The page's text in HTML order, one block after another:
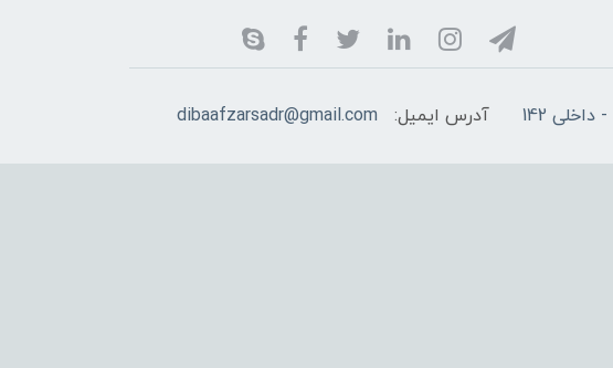
آدرس ایمیل: dibaafzarsadr@gmail.com